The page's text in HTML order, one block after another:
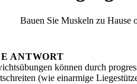
Bauen Sie Muskeln zu Hause
ANTWORT
können durch
(wie einarmige